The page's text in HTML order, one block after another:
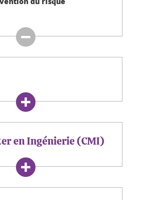
en Ingénierie (CMI)